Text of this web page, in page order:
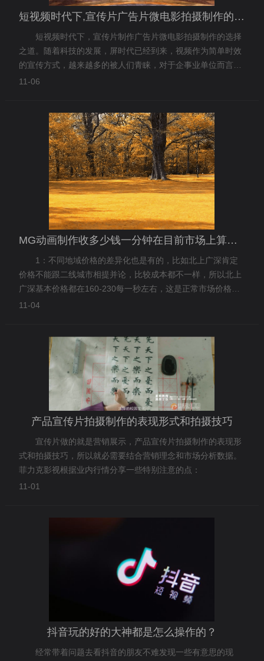
短视频时代下,宣传片广告片微电影拍摄制作的选择之道
短视频时代下，宣传片制作广告片微电影拍摄制作的选择
之道。随着科技的发展，屏时代已经到来，视频作为简单时效
的宣传方式，越来越多的被人们青睐，对于企事业单位而言，
微电影、企业宣传片、广告片、动画片、专题片、微视频等
11-06
MG动画制作收多少钱一分钟在目前市场上算合理呢？
1：不同地域价格的差异化也是有的，比如北上广深肯定
价格不能跟二线城市相提并论，比较成本都不一样，所以北上
广深基本价格都在160-230每一秒左右，这是正常市场价格，
如果北上广深都低于这个价格，不管这个公司还是个人我觉得
11-04
产品宣传片拍摄制作的表现形式和拍摄技巧
宣传片做的就是营销展示，产品宣传片拍摄制作的表现形
式和拍摄技巧，所以就必需要结合营销理念和市场分析数据。
菲力克影视根据业内行情分享一些特别注意的点：
11-01
抖音玩的好的大神都是怎么操作的？
经常带着问题去看抖音的朋友不难发现一些有意思的现